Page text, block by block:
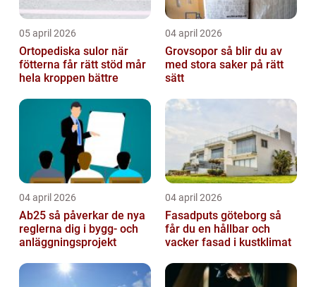
05 april 2026
Ortopediska sulor när
fötterna får rätt stöd mår
hela kroppen bättre
04 april 2026
Grovsopor så blir du av
med stora saker på rätt
sätt
04 april 2026
Ab25 så påverkar de nya
reglerna dig i bygg- och
anläggningsprojekt
04 april 2026
Fasadputs göteborg så
får du en hållbar och
vacker fasad i kustklimat